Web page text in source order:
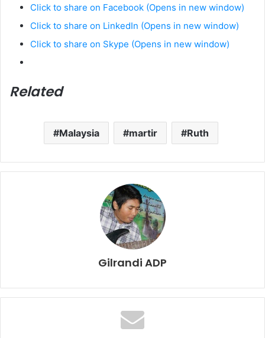
Click to share on Facebook (Opens in new window)
Click to share on LinkedIn (Opens in new window)
Click to share on Skype (Opens in new window)
Related
Malaysia martir Ruth
Gilrandi ADP